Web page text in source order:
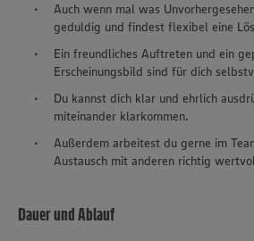
Auch wenn mal was
geduldig und findest flexibel eine
Ein freundliches Auftreten und ein
Erscheinungsbild sind für dich
Du kannst dich klar und ehrlich
miteinander klarkommen.
Außerdem arbeitest du gerne im
Austausch mit anderen richtig
Dauer und Ablauf